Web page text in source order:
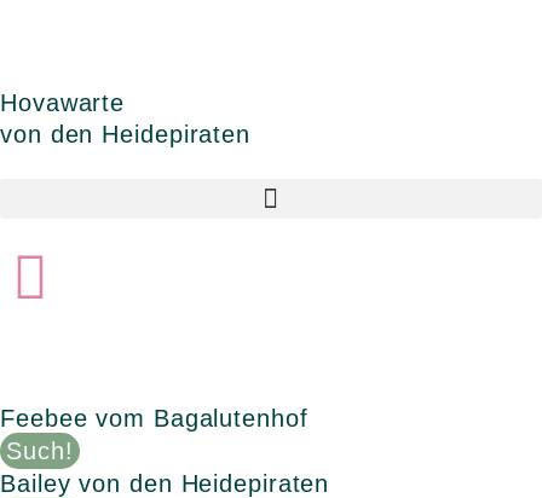
Hovawarte
von den Heidepiraten
Feebee vom Bagalutenhof
Such!
Bailey von den Heidepiraten